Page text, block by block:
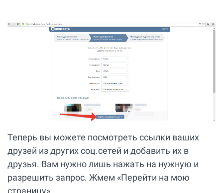
Теперь вы можете посмотреть ссылки ваших
друзей из других соц.сетей и добавить их в
друзья. Вам нужно лишь нажать на нужную и
разрешить запрос. Жмем «Перейти на мою
страницу».